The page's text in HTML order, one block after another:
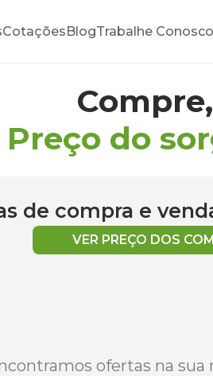
CotaçõesBlogTrabalhe Conosco
Preço do
de compra e
VER PREÇO DOS
ofertas na sua